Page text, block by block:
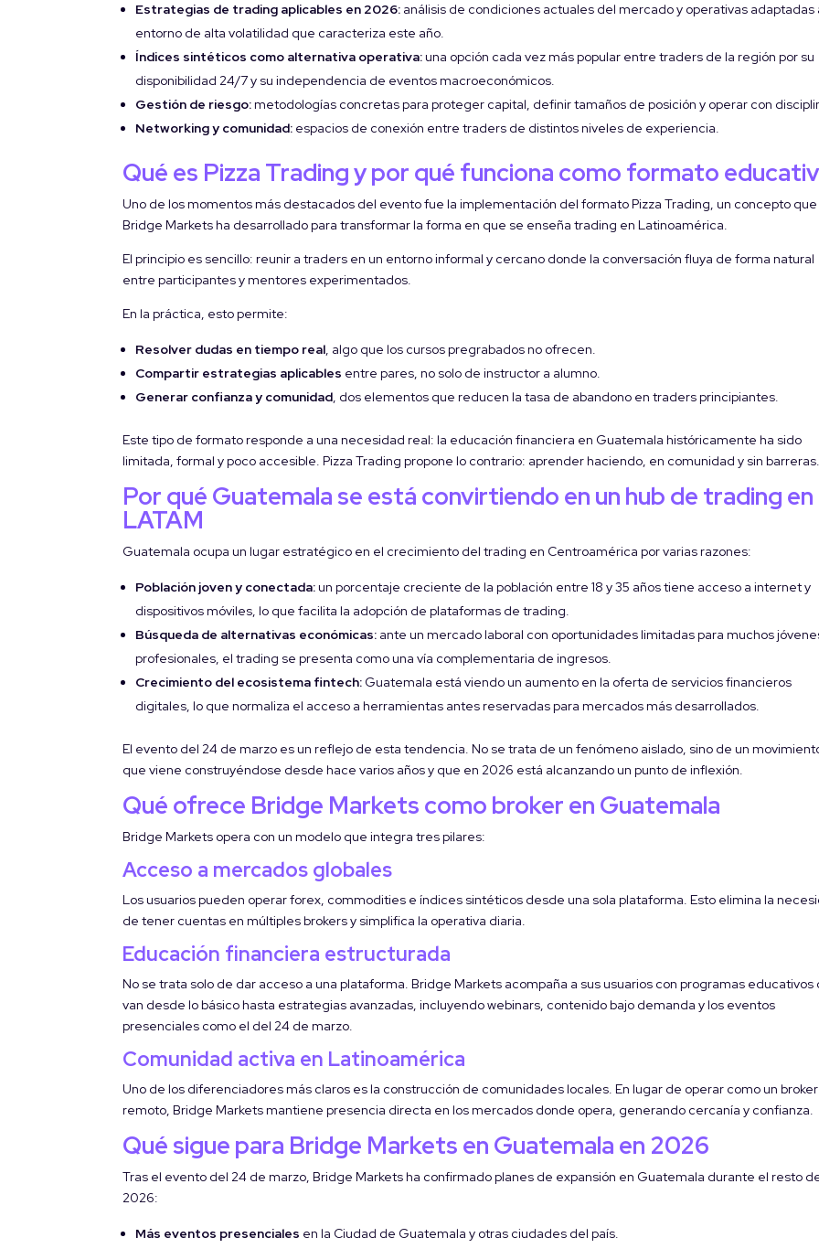
Estrategias de trading aplicables en 2026: análisis de condiciones actuales del mercado y operativas adaptadas
entorno de alta volatilidad que caracteriza este año.
Índices sintéticos como alternativa operativa:una opción cada vez más popular entre traders de la región por su
disponibilidad 24/7 y su independencia de eventos macroeconómicos.
Gestión de riesgo:metodologías concretas para proteger capital, definir tamaños de posición y operar con
Networking y comunidad: espacios de conexión entre traders de distintos niveles de experiencia.
Qué es Pizza Trading y por qué funciona como formato
Uno de los momentos más destacados del evento fue la implementación del formato Pizza Trading, un concepto que
Bridge Markets ha desarrollado para transformar la forma en que se enseña trading en Latinoamérica.
El principio es sencillo: reunir a traders en un entorno informal y cercano donde la conversación fluya de forma natural
entre participantes y mentores experimentados.
En la práctica, esto permite:
Resolver dudas en tiempo real, algo que los cursos pregrabados no ofrecen.
Compartir estrategias aplicables entre pares, no solo de instructor a alumno.
Generar confianza y comunidad, dos elementos que reducen la tasa de abandono en traders principiantes.
Este tipo de formato responde a una necesidad real: la educación financiera en Guatemala históricamente ha sido
limitada, formal y poco accesible. Pizza Trading propone lo contrario: aprender haciendo, en comunidad y sin
Por qué Guatemala se está convirtiendo en un hub de trading en
LATAM
Guatemala ocupa un lugar estratégico en el crecimiento del trading en Centroamérica por varias razones:
Población joven y conectada:un porcentaje creciente de la población entre 18 y 35 años tiene acceso a internet y
dispositivos móviles, lo que facilita la adopción de plataformas de trading.
Búsqueda de alternativas económicas: ante un mercado laboral con oportunidades limitadas para muchos
profesionales, el trading se presenta como una vía complementaria de ingresos.
Crecimiento del ecosistema fintech: Guatemala está viendo un aumento en la oferta de servicios financieros
digitales, lo que normaliza el acceso a herramientas antes reservadas para mercados más desarrollados.
El evento del 24 de marzo es un reflejo de esta tendencia. No se trata de un fenómeno aislado, sino de un
que viene construyéndose desde hace varios años y que en 2026 está alcanzando un punto de inflexión.
Qué ofrece Bridge Markets como broker en Guatemala
Bridge Markets opera con un modelo que integra tres pilares:
Acceso a mercados globales
Los usuarios pueden operar forex, commodities e índices sintéticos desde una sola plataforma. Esto elimina la
de tener cuentas en múltiples brokers y simplifica la operativa diaria.
Educación financiera estructurada
No se trata solo de dar acceso a una plataforma. Bridge Markets acompaña a sus usuarios con programas educativos
van desde lo básico hasta estrategias avanzadas, incluyendo webinars, contenido bajo demanda y los eventos
presenciales como el del 24 de marzo.
Comunidad activa en Latinoamérica
Uno de los diferenciadores más claros es la construcción de comunidades locales. En lugar de operar como un broker
remoto, Bridge Markets mantiene presencia directa en los mercados donde opera, generando cercanía y confianza.
Qué sigue para Bridge Markets en Guatemala en 2026
Tras el evento del 24 de marzo, Bridge Markets ha confirmado planes de expansión en Guatemala durante el resto
2026:
Más eventos presenciales en la Ciudad de Guatemala y otras ciudades del país.